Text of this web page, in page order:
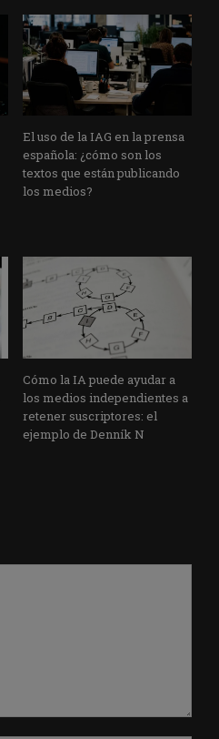
El uso de la IAG en la prensa
española: ¿cómo son los
textos que están publicando
los medios?
Cómo la IA puede ayudar a
los medios independientes a
retener suscriptores: el
ejemplo de Denník N